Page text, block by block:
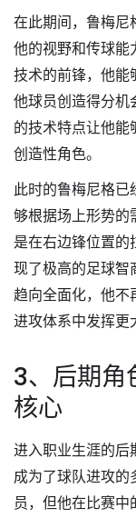
在此期间，鲁梅尼
他的视野和传球能
技术的前锋，他能
他球员创造得分机
的技术特点让他
创造性角色。
此时的鲁梅尼格已
够根据场上形势的
是在右边锋位置的
现了极高的足球智
趋向全面化，他不
进攻体系中发挥更
3、后期角
核心
进入职业生涯的后
成为了球队进攻
员，但他在比赛